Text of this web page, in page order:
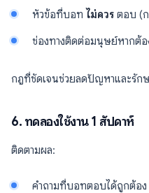
หัวข้อที่บอท ไม่ควร ตอบ (
ช่องทางติดต่อมนุษย์หากต้อ
กฎที่ชัดเจนช่วยลดปัญหาและรัก
6. ทดลองใช้งาน 1 สัปดาห์
ติดตามผล:
คำถามที่บอทตอบได้ถูกต้อง